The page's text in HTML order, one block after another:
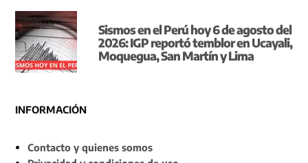
Sismos en el Perú hoy 6 de agosto del
2026: IGP reportó temblor en Ucayali,
Moquegua, San Martín y Lima
INFORMACIÓN
Contacto y quienes somos